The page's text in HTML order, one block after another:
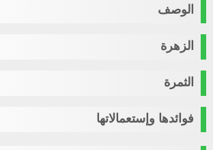
الوصف
الزهرة
الثمرة
فوائدها وإستعمالاتها